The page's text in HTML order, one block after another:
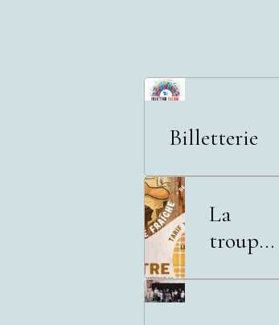
Billetterie
La
troupe